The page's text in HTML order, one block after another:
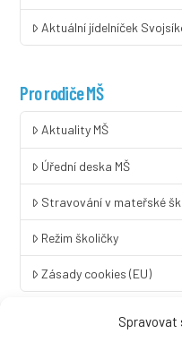
Spravovat
Aktuální jídelníček
Pro rodiče MŠ
Aktuality MŠ
Úřední deska MŠ
Stravování v mateřské
Režim školičky
Zásady cookies (EU)